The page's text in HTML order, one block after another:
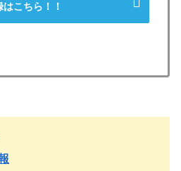
はこちら！！